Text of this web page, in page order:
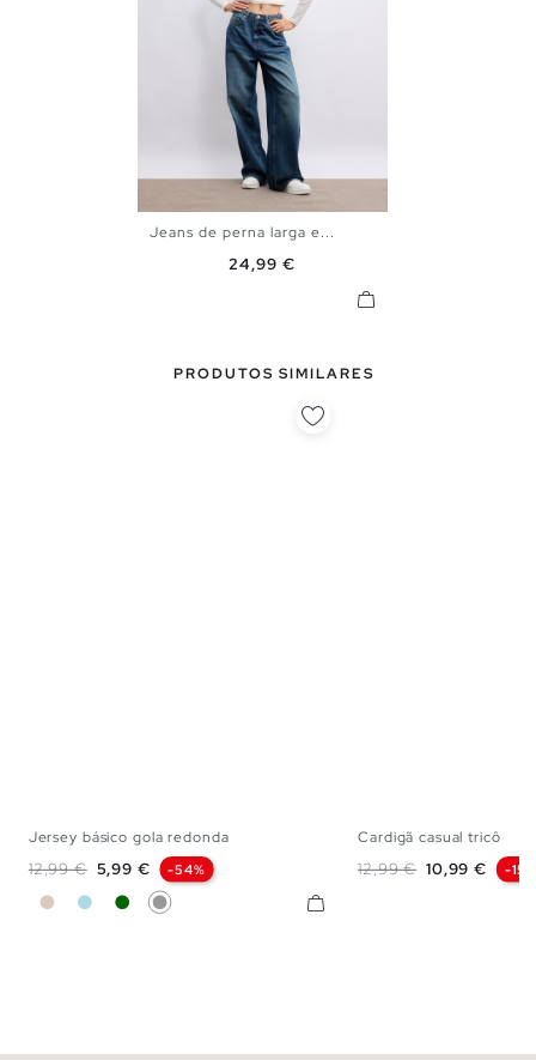
38
Jeans de perna larga e...
Preço
24,99 €
PRODUTOS SIMILARES
S
Jersey básico gola redonda
Preço normal
12,99 € Preço
5,99 € -54%
Off WhiteAzul Claro
Verde Escuro
Cinza Meio
Cardigã casual tricô
Preço normal
12,99 € Preço
10,99 € -